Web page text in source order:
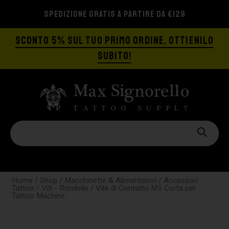
SPEDIZIONE GRATIS A PARTIRE DA €129
SCONTO 5% SUL TUO PRIMO ORDINE, OTTIENILO
SUBITO!
Home / Shop / Macchinette & Alimentatori / Accessori
Tattoo / Viti - Rondelle / Vite di Contatto M5 Corta per
Tattoo Machine